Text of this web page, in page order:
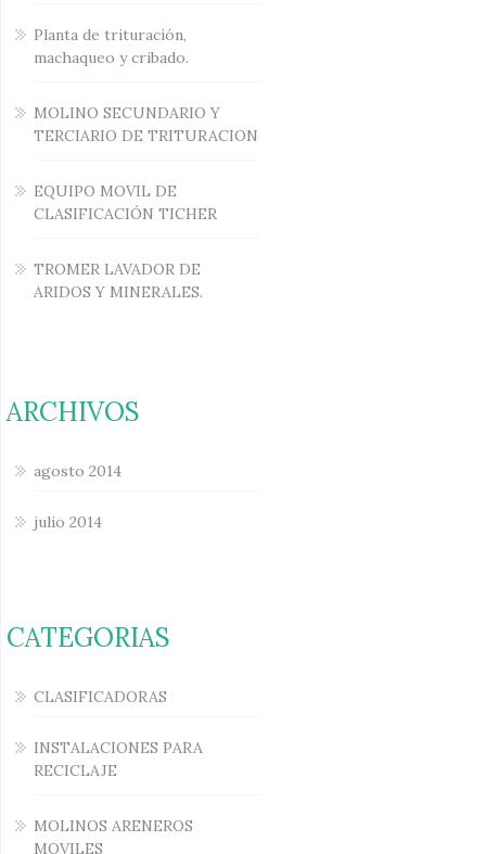
Planta de trituración,
machaqueo y cribado.
MOLINO SECUNDARIO Y
TERCIARIO DE TRITURACION
EQUIPO MOVIL DE
CLASIFICACIÓN TICHER
TROMER LAVADOR DE
ARIDOS Y MINERALES.
ARCHIVOS
agosto 2014
julio 2014
CATEGORIAS
CLASIFICADORAS
INSTALACIONES PARA
RECICLAJE
MOLINOS ARENEROS